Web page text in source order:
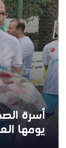
أسرة
يومها